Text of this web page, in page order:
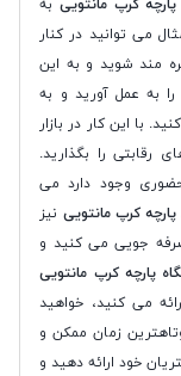
کرپ مانتوییبه
می توانید در کنار
مند شوید و به این
به عمل آورید و به
با این کار در بازار
رقابتی را بگذارید.
وجود دارد می
پارچه کرپ مانتویی نیز
جویی می کنید و
پارچه کرپ مانتویی
می کنید، خواهید
زمان ممکن و
خود ارائه دهید و